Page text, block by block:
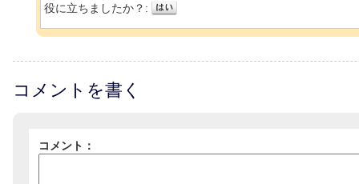
役に立ちましたか？:
コメントを書く
コメント：